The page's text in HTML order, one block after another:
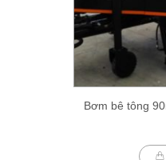
Bơm bê tông